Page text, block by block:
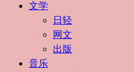
文学
日轻
网文
出版
音乐